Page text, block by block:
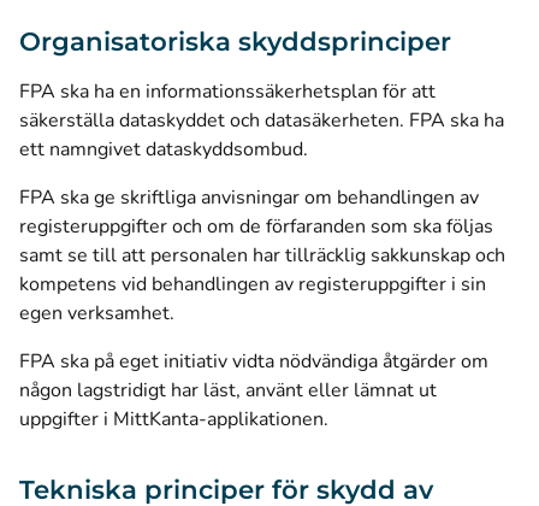
Organisatoriska skyddsprinciper
FPA ska ha en informationssäkerhetsplan för att
säkerställa dataskyddet och datasäkerheten. FPA ska ha
ett namngivet dataskyddsombud.
FPA ska ge skriftliga anvisningar om behandlingen av
registeruppgifter och om de förfaranden som ska följas
samt se till att personalen har tillräcklig sakkunskap och
kompetens vid behandlingen av registeruppgifter i sin
egen verksamhet.
FPA ska på eget initiativ vidta nödvändiga åtgärder om
någon lagstridigt har läst, använt eller lämnat ut
uppgifter i MittKanta-applikationen.
Tekniska principer för skydd av